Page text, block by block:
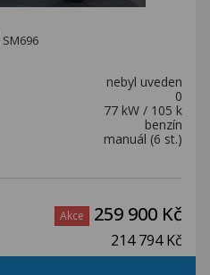
SM696
nebyl uveden
0
77 kW / 105 k
benzín
manuál (6 st.)
Akce 259 900 Kč
214 794 Kč